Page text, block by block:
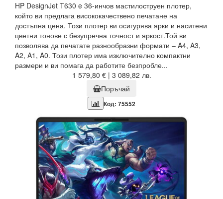
HP DesignJet T630 e 36-инчов мастилоструен плотер,
който ви предлага висококачествено печатане на
достъпна цена. Този плотер ви осигурява ярки и наситени
цветни тонове с безупречна точност и яркост.Той ви
позволява да печатате разнообразни формати – A4, A3,
A2, A1, A0. Този плотер има изключително компактни
размери и ви помага да работите безпробле...
1 579,80 € | 3 089,82 лв.
Поръчай
Код: 75552